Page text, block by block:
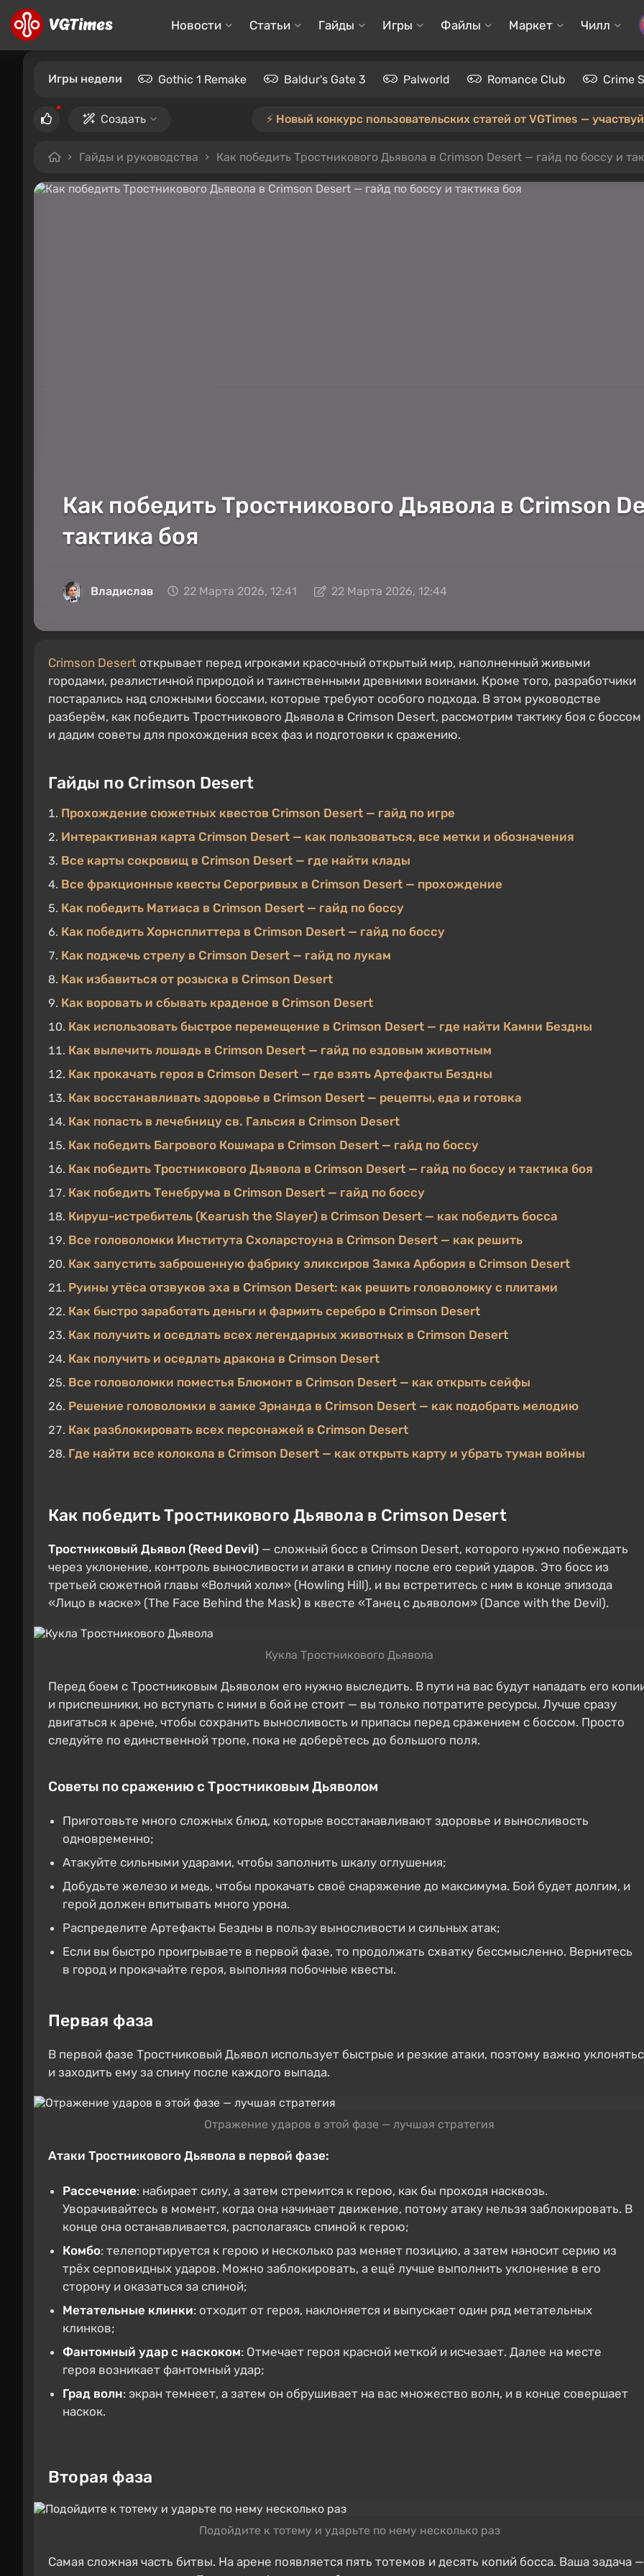
Новости Статьи Гайды Игры Файлы Маркет Чилл
Игры недели Gothic 1 Remake Baldur's Gate 3 Palworld Romance Club Crime
Создать ⚡️ Новый конкурс пользовательских статей от VGTimes —
Гайды и руководства Как победить Тростникового Дьявола в Crimson Desert — гайд по боссу и
Как победить Тростникового Дьявола в Crimson
тактика боя
Владислав 22 Марта 2026, 12:41 22 Марта 2026, 12:44
Crimson Desert открывает перед игроками красочный открытый мир, наполненный живыми
городами, реалистичной природой и таинственными древними воинами. Кроме того, разработчики
постарались над сложными боссами, которые требуют особого подхода. В этом руководстве
разберём, как победить Тростникового Дьявола в Crimson Desert, рассмотрим тактику боя с боссом
и дадим советы для прохождения всех фаз и подготовки к сражению.
Гайды по Crimson Desert
Прохождение сюжетных квестов Crimson Desert — гайд по игре
Интерактивная карта Crimson Desert — как пользоваться, все метки и обозначения
Все карты сокровищ в Crimson Desert — где найти клады
Все фракционные квесты Серогривых в Crimson Desert — прохождение
Как победить Матиаса в Crimson Desert — гайд по боссу
Как победить Хорнсплиттера в Crimson Desert — гайд по боссу
Как поджечь стрелу в Crimson Desert — гайд по лукам
Как избавиться от розыска в Crimson Desert
Как воровать и сбывать краденое в Crimson Desert
Как использовать быстрое перемещение в Crimson Desert — где найти Камни Бездны
Как вылечить лошадь в Crimson Desert — гайд по ездовым животным
Как прокачать героя в Crimson Desert — где взять Артефакты Бездны
Как восстанавливать здоровье в Crimson Desert — рецепты, еда и готовка
Как попасть в лечебницу св. Гальсия в Crimson Desert
Как победить Багрового Кошмара в Crimson Desert — гайд по боссу
Как победить Тростникового Дьявола в Crimson Desert — гайд по боссу и тактика боя
Как победить Тенебрума в Crimson Desert — гайд по боссу
Кируш-истребитель (Kearush the Slayer) в Crimson Desert — как победить босса
Все головоломки Института Схоларстоуна в Crimson Desert — как решить
Как запустить заброшенную фабрику эликсиров Замка Арбория в Crimson Desert
Руины утёса отзвуков эха в Crimson Desert: как решить головоломку с плитами
Как быстро заработать деньги и фармить серебро в Crimson Desert
Как получить и оседлать всех легендарных животных в Crimson Desert
Как получить и оседлать дракона в Crimson Desert
Все головоломки поместья Блюмонт в Crimson Desert — как открыть сейфы
Решение головоломки в замке Эрнанда в Crimson Desert — как подобрать мелодию
Как разблокировать всех персонажей в Crimson Desert
Где найти все колокола в Crimson Desert — как открыть карту и убрать туман войны
Как победить Тростникового Дьявола в Crimson Desert
Тростниковый Дьявол (Reed Devil) — сложный босс в Crimson Desert, которого нужно побеждать
через уклонение, контроль выносливости и атаки в спину после его серий ударов. Это босс из
третьей сюжетной главы «Волчий холм» (Howling Hill), и вы встретитесь с ним в конце эпизода
«Лицо в маске» (The Face Behind the Mask) в квесте «Танец с дьяволом» (Dance with the Devil).
Кукла Тростникового Дьявола
Перед боем с Тростниковым Дьяволом его нужно выследить. В пути на вас будут нападать его
и приспешники, но вступать с ними в бой не стоит — вы только потратите ресурсы. Лучше сразу
двигаться к арене, чтобы сохранить выносливость и припасы перед сражением с боссом. Просто
следуйте по единственной тропе, пока не доберётесь до большого поля.
Советы по сражению с Тростниковым Дьяволом
Приготовьте много сложных блюд, которые восстанавливают здоровье и выносливость
одновременно;
Атакуйте сильными ударами, чтобы заполнить шкалу оглушения;
Добудьте железо и медь, чтобы прокачать своё снаряжение до максимума. Бой будет долгим, и
герой должен впитывать много урона.
Распределите Артефакты Бездны в пользу выносливости и сильных атак;
Если вы быстро проигрываете в первой фазе, то продолжать схватку бессмысленно. Вернитесь
в город и прокачайте героя, выполняя побочные квесты.
Первая фаза
В первой фазе Тростниковый Дьявол использует быстрые и резкие атаки, поэтому важно
и заходить ему за спину после каждого выпада.
Отражение ударов в этой фазе — лучшая стратегия
Атаки Тростникового Дьявола в первой фазе:
Рассечение: набирает силу, а затем стремится к герою, как бы проходя насквозь.
Уворачивайтесь в момент, когда она начинает движение, потому атаку нельзя заблокировать. В
конце она останавливается, располагаясь спиной к герою;
Комбо: телепортируется к герою и несколько раз меняет позицию, а затем наносит серию из
трёх серповидных ударов. Можно заблокировать, а ещё лучше выполнить уклонение в его
сторону и оказаться за спиной;
Метательные клинки: отходит от героя, наклоняется и выпускает один ряд метательных
клинков;
Фантомный удар с наскоком: Отмечает героя красной меткой и исчезает. Далее на месте
героя возникает фантомный удар;
Град волн: экран темнеет, а затем он обрушивает на вас множество волн, и в конце совершает
наскок.
Вторая фаза
Подойдите к тотему и ударьте по нему несколько раз
Самая сложная часть битвы. На арене появляется пять тотемов и десять копий босса. Ваша задача —